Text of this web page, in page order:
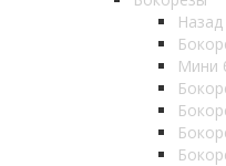
Назад
Мини